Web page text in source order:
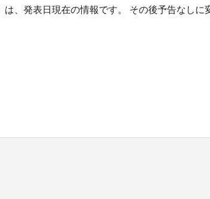
、発表日現在の情報です。 その後予告なし